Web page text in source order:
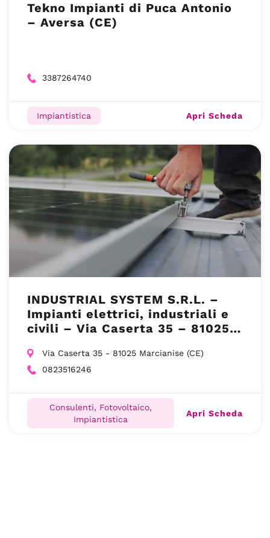
Tekno Impianti di Puca Antonio
– Aversa (CE)
3387264740
Impiantistica Apri Scheda
INDUSTRIAL SYSTEM S.R.L. –
Impianti elettrici, industriali e
civili – Via Caserta 35 – 81025
Via Caserta 35 - 81025 Marcianise (CE)
0823516246
Consulenti, Fotovoltaico,
Impiantistica
Apri Scheda